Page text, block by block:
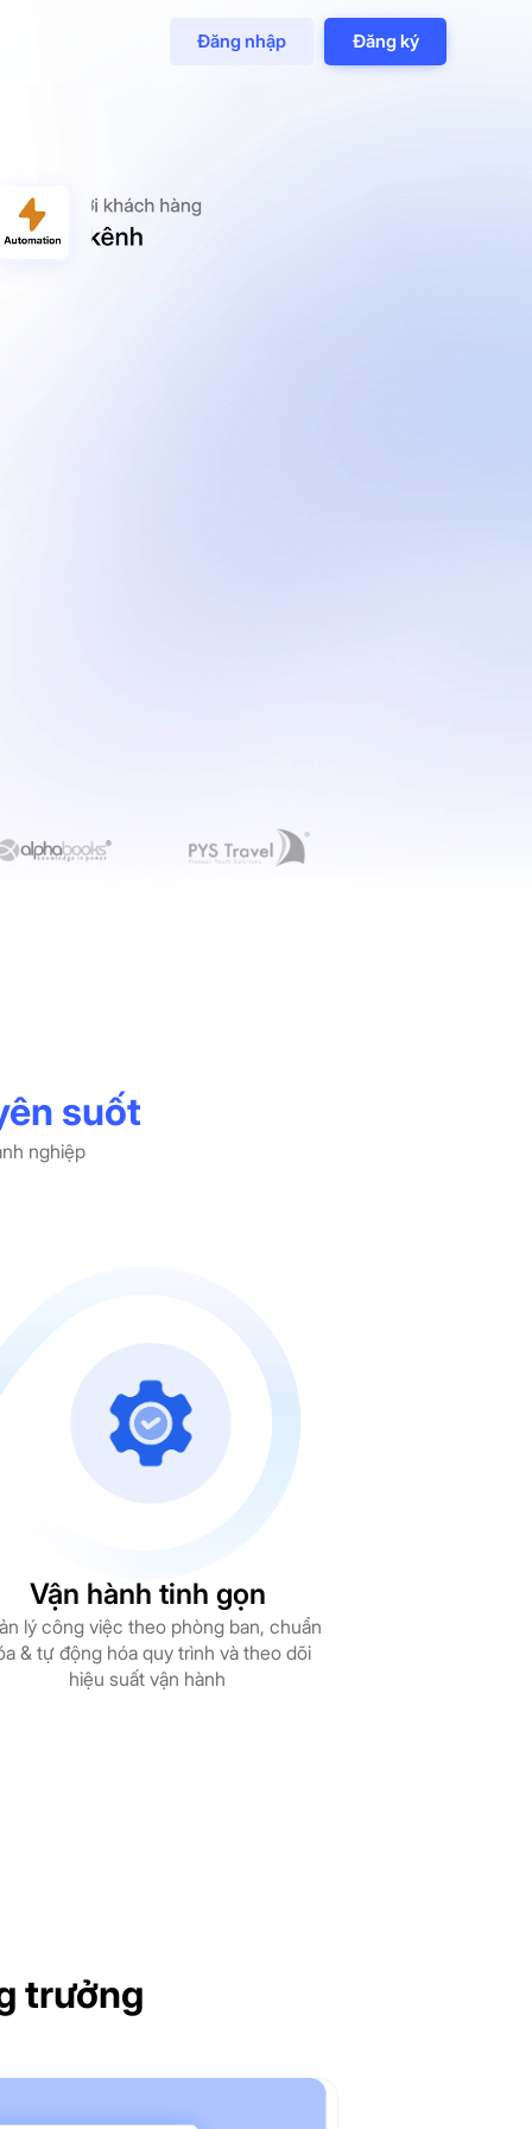
Đăng nhập Đăng ký
suốt
nghiệp
Vận hành tinh gọn
lý công việc theo phòng ban, chuẩn
& tự động hóa quy trình và theo dõi
hiệu suất vận hành
trưởng